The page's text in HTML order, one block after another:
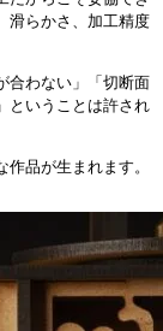
滑らかさ、加工精度
合わない」「切断面
ということは許され
品が生まれます。